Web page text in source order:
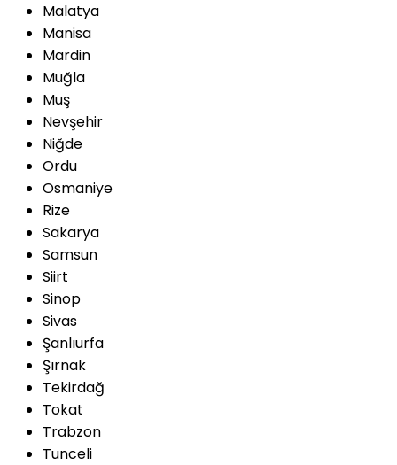
Malatya
Manisa
Mardin
Muğla
Muş
Nevşehir
Niğde
Ordu
Osmaniye
Rize
Sakarya
Samsun
Siirt
Sinop
Sivas
Şanlıurfa
Şırnak
Tekirdağ
Tokat
Trabzon
Tunceli